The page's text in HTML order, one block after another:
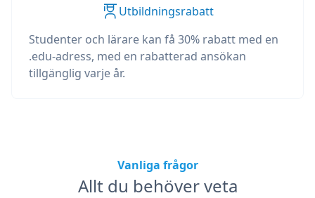
Utbildningsrabatt
Studenter och lärare kan få 30% rabatt med en
.edu-adress, med en rabatterad ansökan
tillgänglig varje år.
Vanliga frågor
Allt du behöver veta